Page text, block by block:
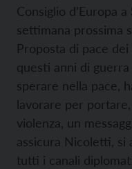
Consiglio d’Europa a
settimana prossima
Proposta di pace
questi anni di
sperare nella pace,
lavorare per
violenza, un
assicura Nicoletti, si
tutti i canali